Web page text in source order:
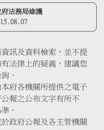
法務局維護
訊及資料檢索，並不提
法律上的疑義，建議您
。
府各機關所提供之電子
報之公布文字有所不
。
政府公報及各主管機關